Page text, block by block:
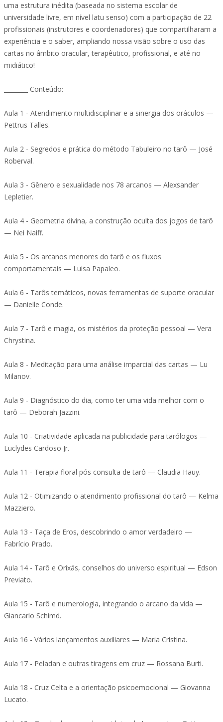
uma estrutura inédita (baseada no sistema escolar de
universidade livre, em nível latu senso) com a participação de 22
profissionais (instrutores e coordenadores) que compartilharam a
experiência e o saber, ampliando nossa visão sobre o uso das
cartas no âmbito oracular, terapêutico, profissional, e até no
midiático!
________ Conteúdo:
Aula 1 - Atendimento multidisciplinar e a sinergia dos oráculos —
Pettrus Talles.
Aula 2 - Segredos e prática do método Tabuleiro no tarô — José
Roberval.
Aula 3 - Gênero e sexualidade nos 78 arcanos — Alexsander
Lepletier.
Aula 4 - Geometria divina, a construção oculta dos jogos de tarô
— Nei Naiff.
Aula 5 - Os arcanos menores do tarô e os fluxos
comportamentais — Luisa Papaleo.
Aula 6 - Tarôs temáticos, novas ferramentas de suporte oracular
— Danielle Conde.
Aula 7 - Tarô e magia, os mistérios da proteção pessoal — Vera
Chrystina.
Aula 8 - Meditação para uma análise imparcial das cartas — Lu
Milanov.
Aula 9 - Diagnóstico do dia, como ter uma vida melhor com o
tarô — Deborah Jazzini.
Aula 10 - Criatividade aplicada na publicidade para tarólogos —
Euclydes Cardoso Jr.
Aula 11 - Terapia floral pós consulta de tarô — Claudia Hauy.
Aula 12 - Otimizando o atendimento profissional do tarô — Kelma
Mazziero.
Aula 13 - Taça de Eros, descobrindo o amor verdadeiro —
Fabrício Prado.
Aula 14 - Tarô e Orixás, conselhos do universo espiritual — Edson
Previato.
Aula 15 - Tarô e numerologia, integrando o arcano da vida —
Giancarlo Schimd.
Aula 16 - Vários lançamentos auxiliares — Maria Cristina.
Aula 17 - Peladan e outras tiragens em cruz — Rossana Burti.
Aula 18 - Cruz Celta e a orientação psicoemocional — Giovanna
Lucato.